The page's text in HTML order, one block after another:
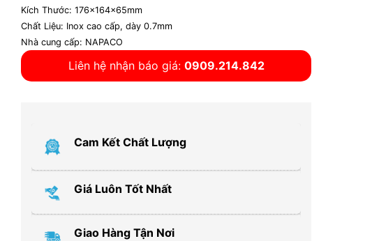
Kích Thước: 176x164x65mm
Chất Liệu: Inox cao cấp, dày 0.7mm
Nhà cung cấp: NAPACO
Liên hệ nhận báo giá: 0909.214.842
Cam Kết Chất Lượng
Giá Luôn Tốt Nhất
Giao Hàng Tận Nơi